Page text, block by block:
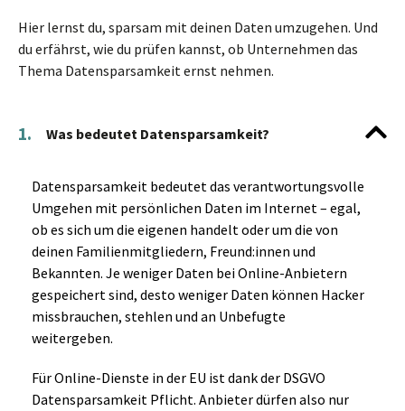
Hier lernst du, sparsam mit deinen Daten umzugehen. Und
du erfährst, wie du prüfen kannst, ob Unternehmen das
Thema Datensparsamkeit ernst nehmen.
1. Was bedeutet Datensparsamkeit?
Datensparsamkeit bedeutet das verantwortungsvolle
Umgehen mit persönlichen Daten im Internet – egal,
ob es sich um die eigenen handelt oder um die von
deinen Familienmitgliedern, Freund:innen und
Bekannten. Je weniger Daten bei Online-Anbietern
gespeichert sind, desto weniger Daten können Hacker
missbrauchen, stehlen und an Unbefugte
weitergeben.
Für Online-Dienste in der EU ist dank der DSGVO
Datensparsamkeit Pflicht. Anbieter dürfen also nur